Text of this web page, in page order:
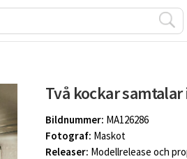
Två kockar
Bildnummer: MA126286
Fotograf: Maskot
Releaser: Modellrelease och